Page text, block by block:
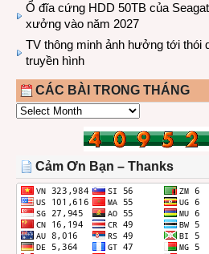
Ổ đĩa cứng HDD 50TB của
xưởng vào năm 2027
TV thông minh ảnh hưởng tới thói
truyền hình
CÁC BÀI TRONG THÁNG
CÁC
THÁNG
Cảm Ơn Bạn – Thanks